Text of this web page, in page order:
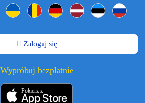
Zaloguj się
Wypróbuj bezpłatnie
Pobierz z